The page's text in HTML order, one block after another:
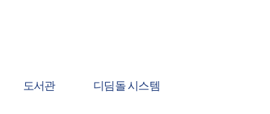
도서관 디딤돌 시스템